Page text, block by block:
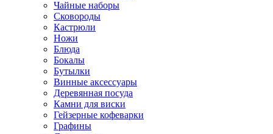
Чайные наборы
Сковороды
Кастрюли
Ножи
Блюда
Бокалы
Бутылки
Винные аксессуары
Деревянная посуда
Камни для виски
Гейзерные кофеварки
Графины